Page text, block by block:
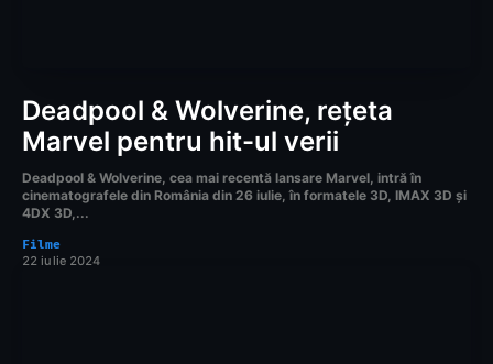
Deadpool & Wolverine, rețeta
Marvel pentru hit-ul verii
Deadpool & Wolverine, cea mai recentă lansare Marvel, intră în
cinematografele din România din 26 iulie, în formatele 3D, IMAX 3D și
4DX 3D,...
Filme
22 iulie 2024